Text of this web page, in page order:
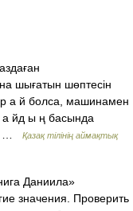
шығатын шөптесін
р а й болса, машинамен
а йд ы ң басында
…
Қазақ тілінің аймақтық
Даниила»
значения. Проверить